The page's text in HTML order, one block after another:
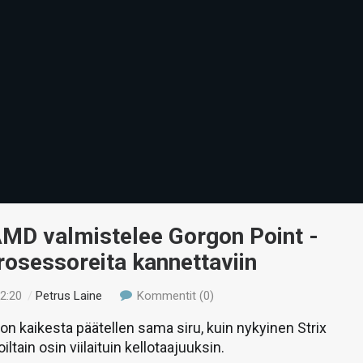
valmistelee Gorgon Point -
kannettaviin
/Petrus Laine Kommentit (0)
kaikesta päätellen sama siru, kuin nykyinen Strix
osin viilaituin kellotaajuuksin.